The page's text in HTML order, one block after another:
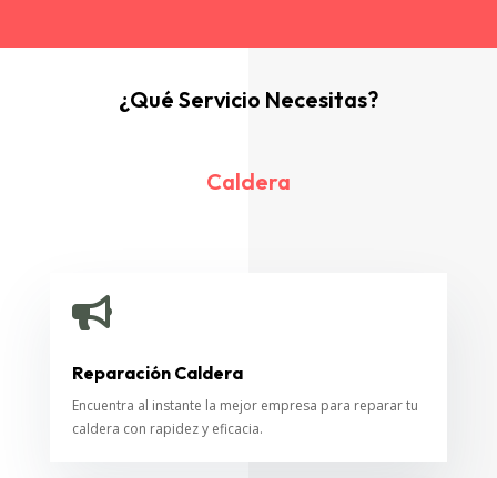
¿Qué Servicio Necesitas?
Caldera

Reparación Caldera
Encuentra al instante la mejor empresa para reparar tu
caldera con rapidez y eficacia.